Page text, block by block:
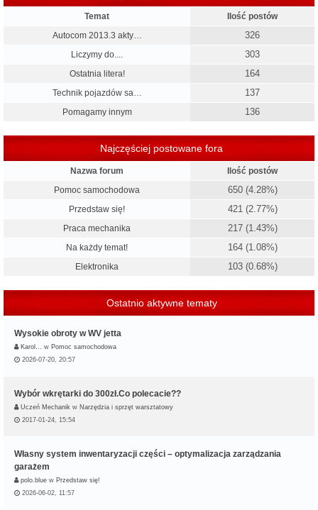
Temat
Ilość postów
Autocom 2013.3 akty…
326
Liczymy do.... 303
Ostatnia litera! 164
Technik pojazdów sa… 137
Pomagamy innym 136
Najczęściej postowane fora
Nazwa forum
Ilość postów
Pomoc samochodowa
650 (4.28%)
Przedstaw się! 421 (2.77%)
Praca mechanika 217 (1.43%)
Na każdy temat! 164 (1.08%)
Elektronika 103 (0.68%)
Ostatnio aktywne tematy
Wysokie obroty w WV jetta
Karol… w Pomoc samochodowa
2026-07-20, 20:57
Wybór wkrętarki do 300zł.Co polecacie??
Uczeń Mechanik w Narzędzia i sprzęt warsztatowy
2017-01-24, 15:54
Własny system inwentaryzacji części – optymalizacja zarządzania
garażem
polo.blue w Przedstaw się!
2026-06-02, 11:57